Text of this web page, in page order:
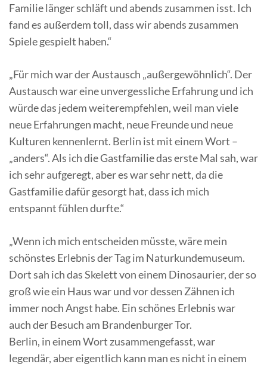
Familie länger schläft und abends zusammen isst. Ich
fand es außerdem toll, dass wir abends zusammen
Spiele gespielt haben.“
„Für mich war der Austausch „außergewöhnlich“. Der
Austausch war eine unvergessliche Erfahrung und ich
würde das jedem weiterempfehlen, weil man viele
neue Erfahrungen macht, neue Freunde und neue
Kulturen kennenlernt. Berlin ist mit einem Wort –
„anders“. Als ich die Gastfamilie das erste Mal sah, war
ich sehr aufgeregt, aber es war sehr nett, da die
Gastfamilie dafür gesorgt hat, dass ich mich
entspannt fühlen durfte.“
„Wenn ich mich entscheiden müsste, wäre mein
schönstes Erlebnis der Tag im Naturkundemuseum.
Dort sah ich das Skelett von einem Dinosaurier, der so
groß wie ein Haus war und vor dessen Zähnen ich
immer noch Angst habe. Ein schönes Erlebnis war
auch der Besuch am Brandenburger Tor.
Berlin, in einem Wort zusammengefasst, war
legendär, aber eigentlich kann man es nicht in einem